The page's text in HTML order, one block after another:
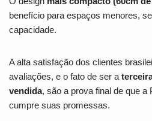
benefício para espaços menores,
capacidade.
A alta satisfação dos clientes
avaliações, e o fato de ser a
vendida, são a prova final de que a
cumpre suas promessas.